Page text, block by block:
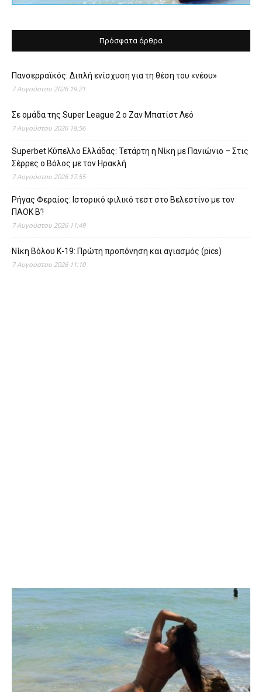
Πρόσφατα άρθρα
Πανσερραϊκός: Διπλή ενίσχυση για τη θέση του «νέου»
7 Αυγούστου 2026 19:21
Σε ομάδα της Super League 2 o Ζαν Μπατίστ Λεό
7 Αυγούστου 2026 18:56
Superbet Κύπελλο Ελλάδας: Τετάρτη η Νίκη με Πανιώνιο – Στις
Σέρρες ο Βόλος με τον Ηρακλή
7 Αυγούστου 2026 17:55
Ρήγας Φεραίος: Ιστορικό φιλικό τεστ στο Βελεστίνο με τον
ΠΑΟΚ Β’!
7 Αυγούστου 2026 11:49
Νίκη Βόλου Κ-19: Πρώτη προπόνηση και αγιασμός (pics)
7 Αυγούστου 2026 11:10